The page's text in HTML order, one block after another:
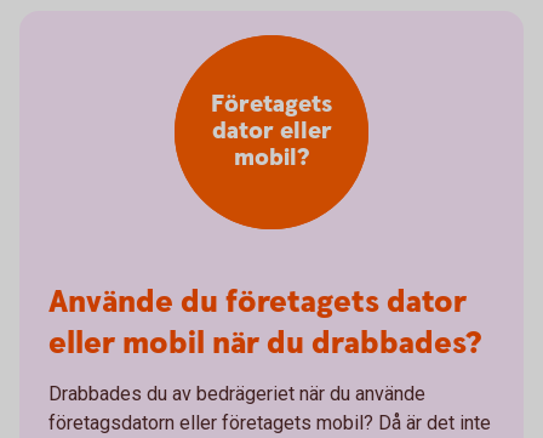
Företagets
dator eller
mobil?
Använde du företagets dator
eller mobil när du drabbades?
Drabbades du av bedrägeriet när du använde
företagsdatorn eller företagets mobil? Då är det inte